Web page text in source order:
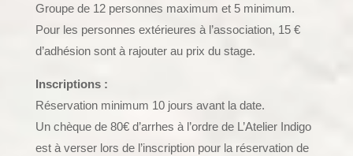
Groupe de 12 personnes maximum et 5 minimum.
Pour les personnes extérieures à l’association, 15 €
d’adhésion sont à rajouter au prix du stage.
Inscriptions :
Réservation minimum 10 jours avant la date.
Un chèque de 80€ d’arrhes à l’ordre de L’Atelier Indigo
est à verser lors de l’inscription pour la réservation de